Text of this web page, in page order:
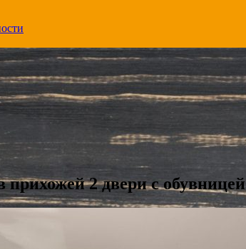
2 двери с обувницей